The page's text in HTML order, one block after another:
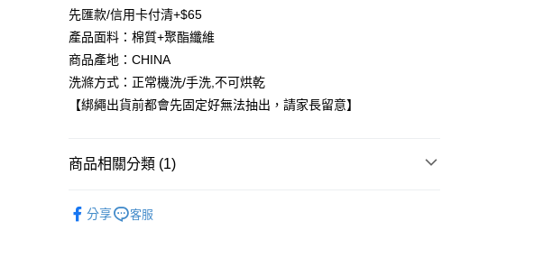
流程，驗證手機門號後，選擇欲分期的期數、繳款截止日，確認付款後即
完成交易。
3.實際核准額度、可分期數及費用金額請依後續交易確認頁面所載為準。
4.訂單成立30分鐘內，如未前往確認交易或遇審核未通過，訂單將自動取
無法說明評估內容。
【繳款方式說明】
2.透過簡訊連結打開帳單後，可選擇「超商條碼／台灣大直營門市／銀行轉
帳／街口支付／iPASS MONEY」等通路繳費。
1.本服務係由「台灣大哥大股份有限公司」（以下簡稱本公司）所提供，讓
【關於「AFTEE先享後付」】
便利好安心！
１．簡單：不需註冊會員、不需綁卡、不需儲值。
２．便利：只要手機號碼，簡訊認證，即可結帳。
３．安心：先確認商品／服務後，再付款。
付」結帳頁面，進行簡訊認證並確認金額後，即可完成結帳。
２．訂單成立數日內，您將收到繳費通知簡訊。
／ATM／網路銀行／等多元方式進行付款，方視為交易完成。
※ 請注意：結帳手續完成當下不需立刻繳費，但若您需要取消訂單，請聯
ATM付款
貨到付款
每筆NT$80，滿NT$1,500(含以上)免運費
7-11取貨付款
先匯款/信用卡付清+$65
產品面料：棉質+聚酯纖維
商品產地：CHINA
洗滌方式：正常機洗/手洗,不可烘乾
【綁繩出貨前都會先固定好無法抽出，請家長留意】
商品相關分類 (1)
分享
客服